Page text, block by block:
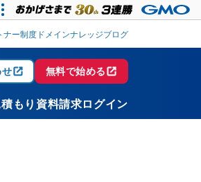
ナー制度 ドメインナレッジブログ
open_in_new 無料で始めるopen_in_new
もり 資料請求ログイン